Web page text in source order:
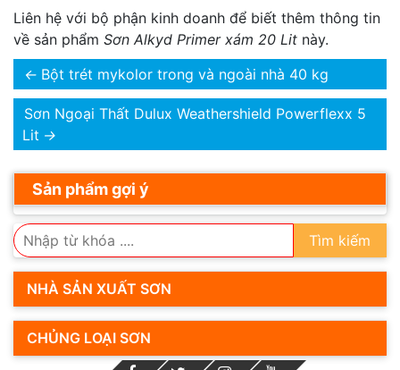
Liên hệ với bộ phận kinh doanh để biết thêm thông tin
về sản phẩm Sơn Alkyd Primer xám 20 Lit này.
← Bột trét mykolor trong và ngoài nhà 40 kg
Sơn Ngoại Thất Dulux Weathershield Powerflexx 5
Lit →
Sản phẩm gợi ý
Tìm kiếm
NHÀ SẢN XUẤT SƠN
CHỦNG LOẠI SƠN